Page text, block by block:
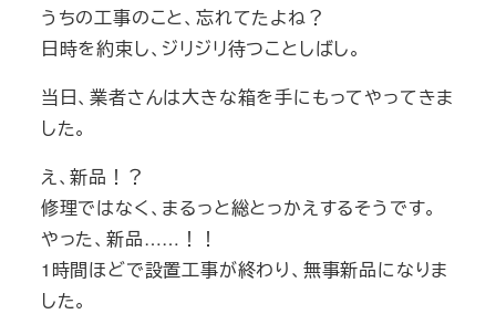
うちの工事のこと、忘れてたよね？
日時を約束し、ジリジリ待つことしばし。
当日、業者さんは大きな箱を手にもってやってきま
した。
え、新品！？
修理ではなく、まるっと総とっかえするそうです。
やった、新品……！！
1時間ほどで設置工事が終わり、無事新品になりま
した。